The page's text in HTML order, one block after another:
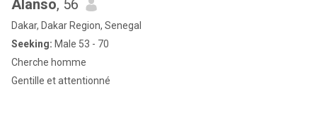
Alanso, 56
Dakar, Dakar Region, Senegal
Seeking: Male 53 - 70
Cherche homme
Gentille et attentionné